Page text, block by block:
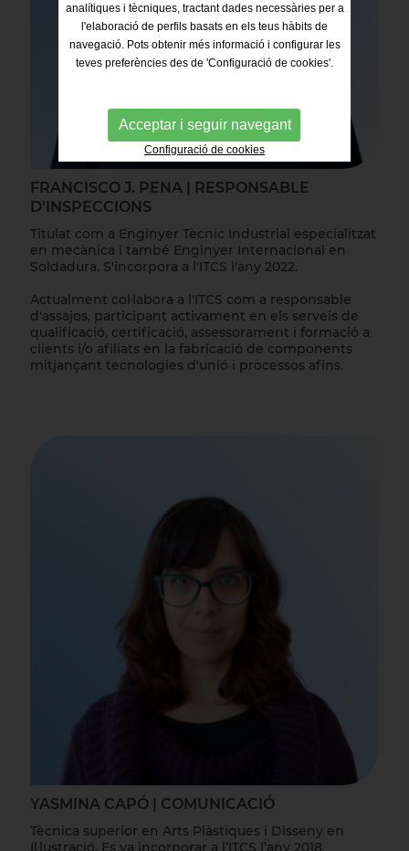
FRANCISCO J. PENA | RESPONSABLE
D'INSPECCIONS
Titulat com a Enginyer Tècnic Industrial especialitzat
en mecànica i també Enginyer Internacional en
Soldadura. S'incorpora a l'ITCS l'any 2022.
Actualment col·labora a l'ITCS com a responsable
d'assajos, participant activament en els serveis de
qualificació, certificació, assessorament i formació a
clients i/o afiliats en la fabricació de components
mitjançant tecnologies d'unió i processos afins.
YASMINA CAPÓ | COMUNICACIÓ
Tècnica superior en Arts Plàstiques i Disseny en
Il·lustració. Es va incorporar a l’ITCS l’any 2018.
analítiques i tècniques, tractant dades necessàries per a
l'elaboració de perfils basats en els teus hàbits de
navegació. Pots obtenir més informació i configurar les
teves preferències des de 'Configuració de cookies'.
Acceptar i seguir navegant
Configuració de cookies